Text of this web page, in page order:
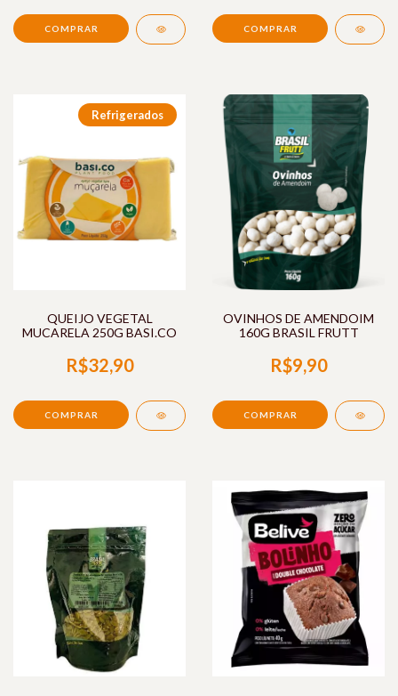
Refrigerados
QUEIJO VEGETAL
MUCARELA 250G BASI.CO
R$32,90
OVINHOS DE AMENDOIM
160G BRASIL FRUTT
R$9,90